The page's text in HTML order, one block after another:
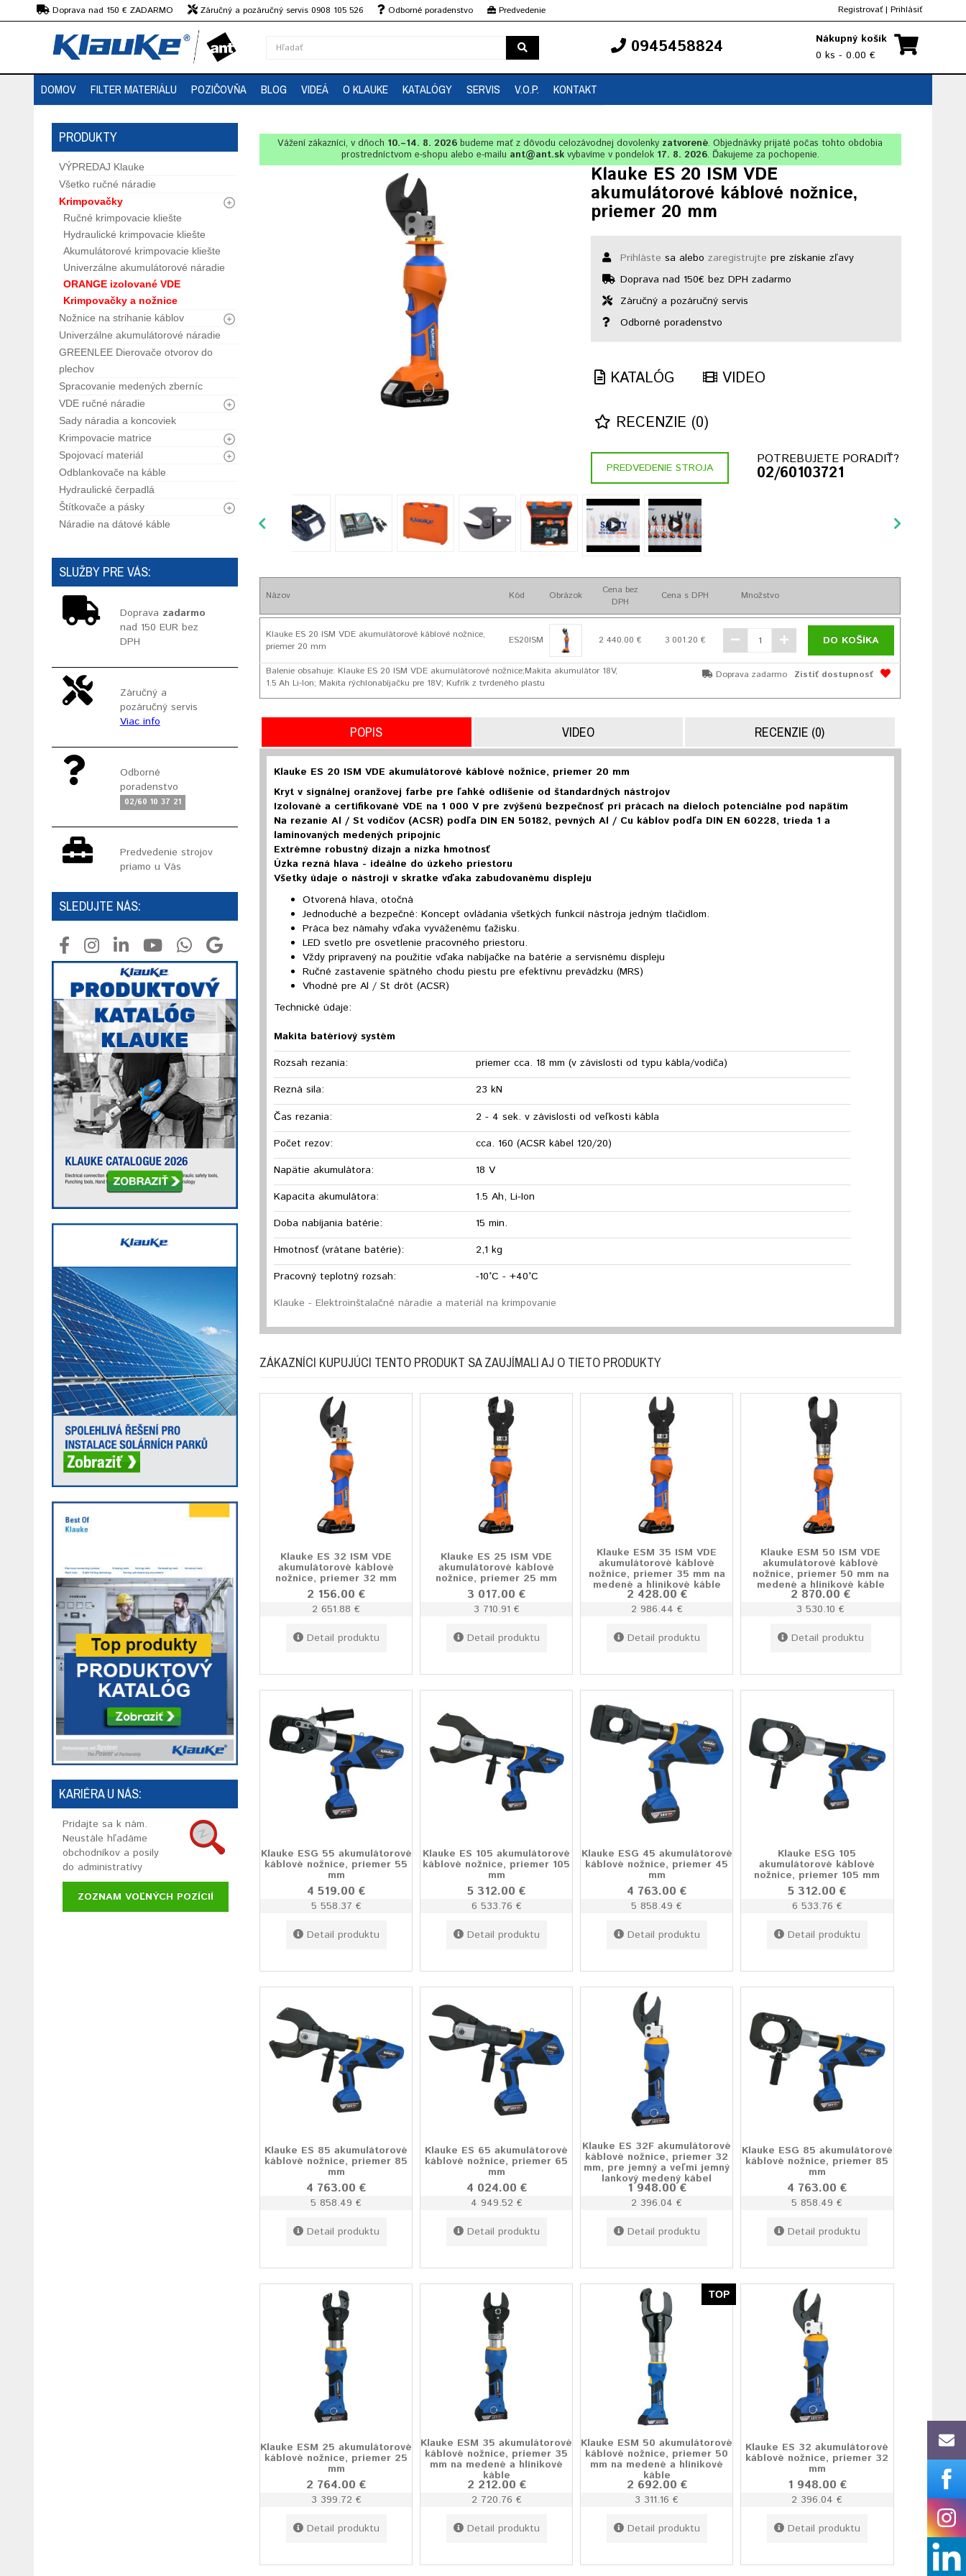
Doprava nad 150 € ZADARMO Záručný a pozáručný servis 0908 105 526 Odborné poradenstvo
Predvedenie
strojov
Registrovať | Prihlásiť
0945458824
Nákupný košík
0 ks - 0.00 €
DOMOV FILTER MATERIÁLU POZIČOVŇA BLOG VIDEÁ O KLAUKE KATALÓGY SERVIS V.O.P. KONTAKT
PRODUKTY
VÝPREDAJ Klauke
Všetko ručné náradie
Krimpovačky
Ručné krimpovacie kliešte
Hydraulické krimpovacie kliešte
Akumulátorové krimpovacie kliešte
Univerzálne akumulátorové náradie
ORANGE izolované VDE
Krimpovačky a nožnice
Nožnice na strihanie káblov
Univerzálne akumulátorové náradie
GREENLEE Dierovače otvorov do
plechov
Spracovanie medených zberníc
VDE ručné náradie
Sady náradia a koncoviek
Krimpovacie matrice
Spojovací materiál
Odblankovače na káble
Hydraulické čerpadlá
Štítkovače a pásky
Náradie na dátové káble
SLUŽBY PRE VÁS:
Doprava zadarmo
nad 150 EUR bez
DPH
Záručný a
pozáručný servis
Viac info
Odborné
poradenstvo
02/60 10 37 21
Predvedenie strojov
priamo u Vás
SLEDUJTE NÁS:
KARIÉRA U NÁS:
Pridajte sa k nám.
Neustále hľadáme
obchodníkov a posily
do administratívy
ZOZNAM VOĽNÝCH POZÍCIÍ
Vážení zákazníci, v dňoch 10.–14. 8. 2026 budeme mať z dôvodu celozávodnej dovolenky zatvorené. Objednávky prijaté počas tohto obdobia
prostredníctvom e-shopu alebo e-mailu ant@ant.skvybavíme v pondelok 17. 8. 2026. Ďakujeme za pochopenie.
Klauke ES 20 ISM VDE
akumulátorové káblové nožnice,
priemer 20 mm
Prihláste sa alebozaregistrujte pre získanie zľavy
Doprava nad 150€ bez DPH zadarmo
Záručný a pozáručný servis
Odborné poradenstvo
KATALÓG VIDEO
RECENZIE (0)
PREDVEDENIE STROJA
POTREBUJETE PORADIŤ?
02/60103721
Názov Kód Obrázok
Cena bez
DPH
Cena s DPH Množstvo
Klauke ES 20 ISM VDE akumulátorové káblové nožnice,
priemer 20 mm
ES20ISM 2 440.00 € 3 001.20 € DO KOŠÍKA
Balenie obsahuje: Klauke ES 20 ISM VDE akumulátorové nožnice;Makita akumulátor 18V,
1.5 Ah Li-Ion; Makita rýchlonabíjačku pre 18V; Kufrík z tvrdeného plastu
Zistiť dostupnosť
Doprava zadarmo
POPIS VIDEO RECENZIE (0)
Klauke ES 20 ISM VDE akumulátorové káblové nožnice, priemer 20 mm
Kryt v signálnej oranžovej farbe pre ľahké odlíšenie od štandardných nástrojov
Izolované a certifikované VDE na 1 000 V pre zvýšenú bezpečnosť pri prácach na dieloch potenciálne pod napätím
Na rezanie Al / St vodičov (ACSR) podľa DIN EN 50182, pevných Al / Cu káblov podľa DIN EN 60228, trieda 1 a
laminovaných medených prípojníc
Extrémne robustný dizajn a nízka hmotnosť
Úzka rezná hlava - ideálne do úzkeho priestoru
Všetky údaje o nástroji v skratke vďaka zabudovanému displeju
Otvorená hlava, otočná
Jednoduché a bezpečné: Koncept ovládania všetkých funkcií nástroja jedným tlačidlom.
Práca bez námahy vďaka vyváženému ťažisku.
LED svetlo pre osvetlenie pracovného priestoru.
Vždy pripravený na použitie vďaka nabíjačke na batérie a servisnému displeju
Ručné zastavenie spätného chodu piestu pre efektívnu prevádzku (MRS)
Vhodné pre Al / St drôt (ACSR)
Technické údaje:
Makita batériový systém
Rozsah rezania:
priemer cca. 18 mm (v závislosti od typu kábla/vodiča)
Rezná sila:
Čas rezania:
Počet rezov:
23 kN
2 - 4 sek. v závislosti od veľkosti kábla
cca. 160(ACSR kábel 120/20)
Napätie akumulátora:
18 V
Kapacita akumulátora:
1.5 Ah, Li-Ion
Doba nabíjania batérie:
15 min.
Hmotnosť (vrátane batérie):
2,1 kg
Pracovný teplotný rozsah:
-10°C - +40°C
Klauke - Elektroinštalačné náradie a materiál na krimpovanie
ZÁKAZNÍCI KUPUJÚCI TENTO PRODUKT SA ZAUJÍMALI AJ O TIETO PRODUKTY
Klauke ES 32 ISM VDE
akumulátorové káblové
nožnice, priemer 32 mm
2 156.00 €
2 651.88 €
Detail produktu
Klauke ES 25 ISM VDE
akumulátorové káblové
nožnice, priemer 25 mm
3 017.00 €
3 710.91 €
Detail produktu
Klauke ESM 35 ISM VDE
akumulátorové káblové
nožnice, priemer 35 mm na
medené a hlinikové káble
2 428.00 €
2 986.44 €
Detail produktu
Klauke ESM 50 ISM VDE
akumulátorové káblové
nožnice, priemer 50 mm na
medené a hlinikové káble
2 870.00 €
3 530.10 €
Detail produktu
Klauke ESG 55 akumulátorové
káblové nožnice, priemer 55
mm
4 519.00 €
5 558.37 €
Detail produktu
Klauke ES 105 akumulátorové
káblové nožnice, priemer 105
mm
5 312.00 €
6 533.76 €
Detail produktu
Klauke ESG 45 akumulátorové
káblové nožnice, priemer 45
mm
4 763.00 €
5 858.49 €
Detail produktu
Klauke ESG 105
akumulátorové káblové
nožnice, priemer 105 mm
5 312.00 €
6 533.76 €
Detail produktu
Klauke ES 85 akumulátorové
káblové nožnice, priemer 85
mm
4 763.00 €
5 858.49 €
Detail produktu
Klauke ES 65 akumulátorové
káblové nožnice, priemer 65
mm
4 024.00 €
4 949.52 €
Detail produktu
Klauke ES 32F akumulátorové
káblové nožnice, priemer 32
mm, pre jemný a veľmi jemný
lankový medený kábel
1 948.00 €
2 396.04 €
Detail produktu
Klauke ESG 85 akumulátorové
káblové nožnice, priemer 85
mm
4 763.00 €
5 858.49 €
Detail produktu
Klauke ESM 25 akumulátorové
káblové nožnice, priemer 25
mm
2 764.00 €
3 399.72 €
Detail produktu
Klauke ESM 35 akumulátorové
káblové nožnice, priemer 35
mm na medené a hlinikové
káble
2 212.00 €
2 720.76 €
Detail produktu
TOP
Klauke ESM 50 akumulátorové
káblové nožnice, priemer 50
mm na medené a hlinikové
káble
2 692.00 €
3 311.16 €
Detail produktu
Klauke ES 32 akumulátorové
káblové nožnice, priemer 32
mm
1 948.00 €
2 396.04 €
Detail produktu